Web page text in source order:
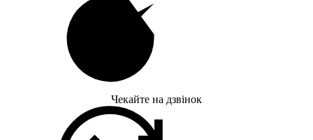
Чекайте на дзвінок